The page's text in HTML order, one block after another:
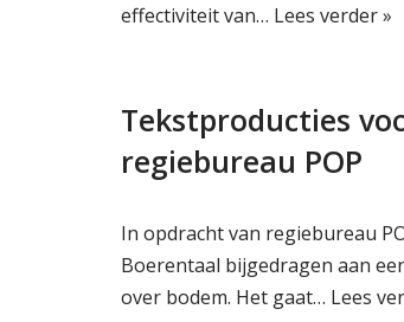
effectiviteit van… Lees verder »
Tekstproducties
regiebureau POP
In opdracht van regiebureau
Boerentaal bijgedragen aan
over bodem. Het gaat… Lees